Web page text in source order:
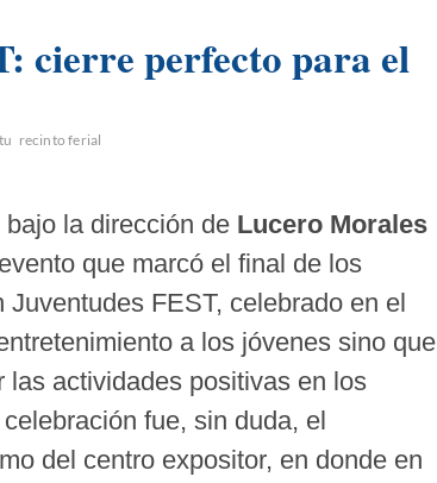
cierre perfecto para el
recinto ferial
bajo la dirección de Lucero Morales
que marcó el final de los
FEST, celebrado en el
a los jóvenes sino que
actividades positivas en los
fue, sin duda, el
del centro expositor, en donde en